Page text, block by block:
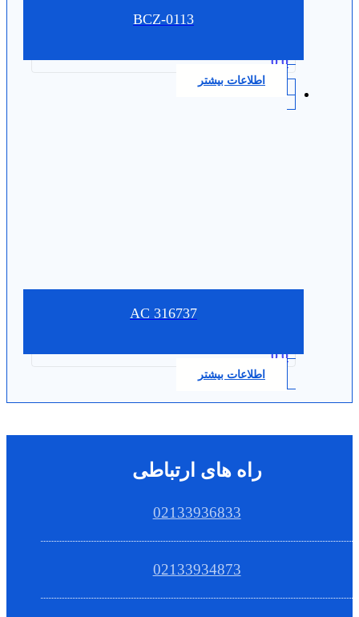
BCZ-0113
0.0
اطلاعات بیشتر
316737 AC
0.0
اطلاعات بیشتر
راه های ارتباطی
02133936833
02133934873